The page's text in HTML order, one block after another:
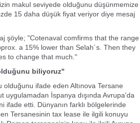
makul seviyede olduğunu düşünmemize
15 daha düşük fiyat veriyor diye mesaj
şöyle; "Cotenaval comfirms that the range
a 15% lower than Selah´s. Then they
to change that much."
biliyoruz"
ifade eden Altınova Tersane
uygulamadan İspanya dışında Avrupa'da
etti. Dünyanın farklı bölgelerinde
Tersanesinin tax lease ile ilgili konuyu